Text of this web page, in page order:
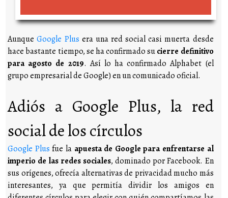
AunqueGoogle Plus era una red social casi muerta desde
hace bastante tiempo, se ha confirmado sucierre definitivo
para agosto de 2019. Así lo ha confirmado Alphabet (el
grupo empresarial de Google) en un comunicado oficial.
Adiós a Google Plus, la red
social de los círculos
Google Plus fue la apuesta de Google para enfrentarse al
imperio de las redes sociales, dominado por Facebook. En
sus orígenes, ofrecía alternativas de privacidad mucho más
interesantes, ya que permitía dividir los amigos en